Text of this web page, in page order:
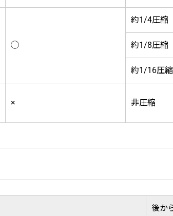
◯
約1/4圧縮
約1/8圧縮
約1/16圧縮
× 非圧縮
後か